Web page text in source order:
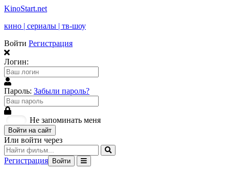
KinoStart.net
кино | сериалы | тв-шоу
Войти Регистрация
Логин:
Пароль: Забыли пароль?
Не запоминать меня
Войти на сайт
Или войти через
Регистрация Войти